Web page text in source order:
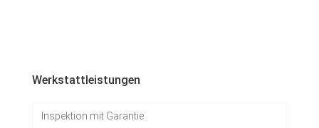
Werkstattleistungen
Inspektion mit Garantie